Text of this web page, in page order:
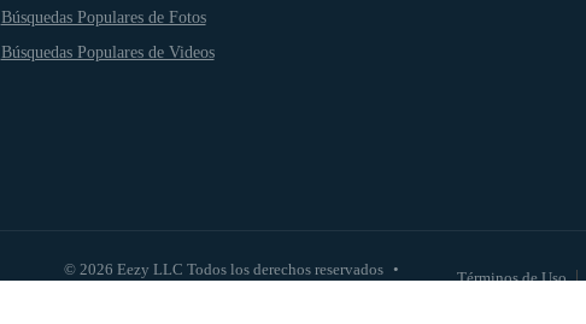
Búsquedas Populares de Fotos
Búsquedas Populares de Videos
© 2026 Eezy LLC Todos los derechos reservados • Términos de Uso